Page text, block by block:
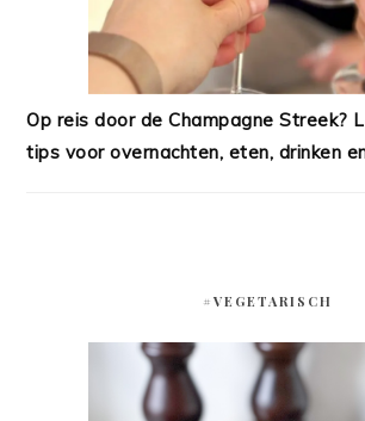
Op reis door de Champagne Streek?
tips voor overnachten, eten, drinken
#VEGETARISCH